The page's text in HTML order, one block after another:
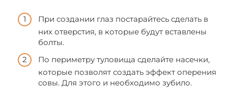
При создании глаз постарайтесь сделать в
них отверстия, в которые будут вставлены
болты.
По периметру туловища сделайте насечки,
которые позволят создать эффект оперения
совы. Для этого и необходимо зубило.